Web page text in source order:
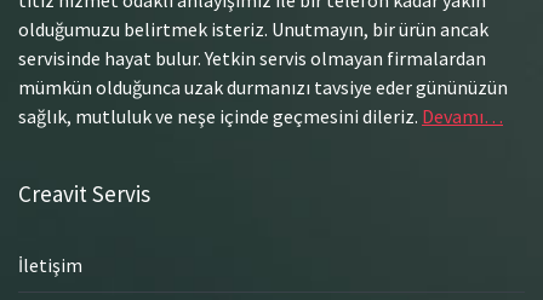
olduğumuzu belirtmek isteriz. Unutmayın, bir ürün ancak
servisinde hayat bulur. Yetkin servis olmayan firmalardan
mümkün olduğunca uzak durmanızı tavsiye eder gününüzün
sağlık, mutluluk ve neşe içinde geçmesini dileriz. Devamı…
Creavit Servis
İletişim